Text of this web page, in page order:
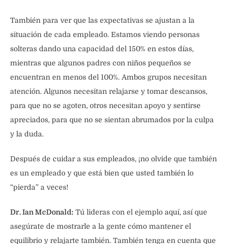
También para ver que las expectativas se ajustan a la
situación de cada empleado. Estamos viendo personas
solteras dando una capacidad del 150% en estos días,
mientras que algunos padres con niños pequeños se
encuentran en menos del 100%. Ambos grupos necesitan
atención. Algunos necesitan relajarse y tomar descansos,
para que no se agoten, otros necesitan apoyo y sentirse
apreciados, para que no se sientan abrumados por la culpa
y la duda.
Después de cuidar a sus empleados, ¡no olvide que también
es un empleado y que está bien que usted también lo
“pierda” a veces!
Dr. Ian McDonald: Tú lideras con el ejemplo aquí, así que
asegúrate de mostrarle a la gente cómo mantener el
equilibrio y relajarte también. También tenga en cuenta que